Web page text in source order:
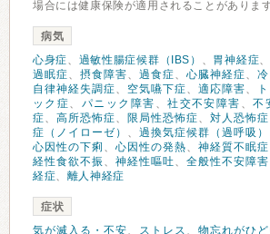
場合には健康保険が適用されることがあります
病気
心身症、 過敏性腸症候群（IBS） 、 胃神経症、
過眠症、 摂食障害、 過食症、 心臓神経症、
自律神経失調症、 空気嚥下症、 適応障害、
ック症、 パニック障害 、社交不安障害 、不
症、 高所恐怖症、 限局性恐怖症、 対人恐怖症
症（ノイローゼ） 、 過換気症候群（過呼吸）
心因性の下痢 、 心因性の発熱、 神経質不眠症
経性食欲不振 、 神経性嘔吐、 全般性不安障害
経症、 離人神経症
症状
気が滅入る・不安、 ストレス 、 物忘れがひ